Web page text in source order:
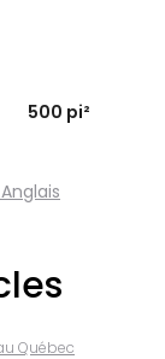
500 pi²
Québec